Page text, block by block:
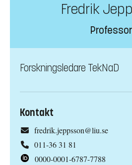
Fredrik
Professor
Forskningsledare TekNaD
Kontakt
fredrik.jeppsson@liu.se
011-36 31 81
0000-0001-6787-7788